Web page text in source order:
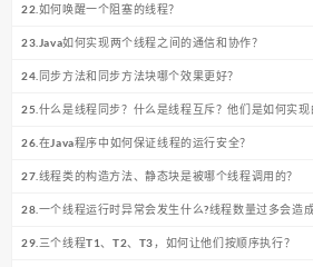
22.如何唤醒一个阻塞的线程？
23.Java如何实现两个线程之间的通信和协作？
24.同步方法和同步方法块哪个效果更好？
25.什么是线程同步？什么是线程互斥？他们是如何实现
26.在Java程序中如何保证线程的运行安全？
27.线程类的构造方法、静态块是被哪个线程调用的？
28.一个线程运行时异常会发生什么?线程数量过多会造
29.三个线程T1、T2、T3，如何让他们按顺序执行？